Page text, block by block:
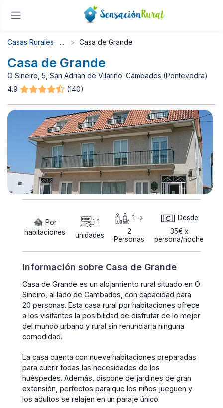
Casas Rurales Casa de Grande
Casa de Grande
O Sineiro, 5, San Adrian de Vilariño. Cambados (Pontevedra)
4.9
(140)
Por
habitaciones
1
unidades
1 ->
2
Personas
Desde
35€ x
persona/noche
Información sobre Casa de Grande
Casa de Grande es un alojamiento rural situado en O
Sineiro, al lado de Cambados, con capacidad para
20 personas. Esta casa rural por habitaciones ofrece
a los visitantes la posibilidad de disfrutar de lo mejor
del mundo urbano y rural sin renunciar a ninguna
comodidad.
La casa cuenta con nueve habitaciones preparadas
para cubrir todas las necesidades de los
huéspedes. Además, dispone de jardines de gran
extensión, perfectos para que los niños jueguen y
los adultos se relajen en un paraje único.